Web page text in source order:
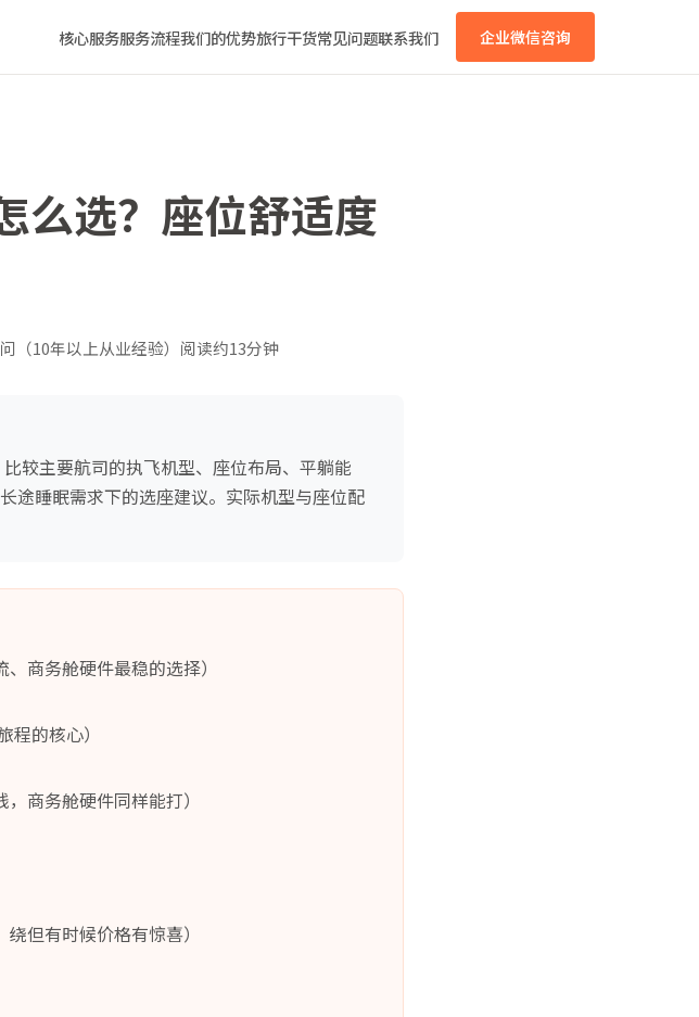
核心服务服务流程我们的优势旅行干货常见问题联系我们 企业微信咨询
么选？座位舒适度
（10年以上从业经验） 阅读约13分钟
较主要航司的执飞机型、座位布局、平躺能
途睡眠需求下的选座建议。实际机型与座位配
商务舱硬件最稳的选择）
的核心）
商务舱硬件同样能打）
但有时候价格有惊喜）